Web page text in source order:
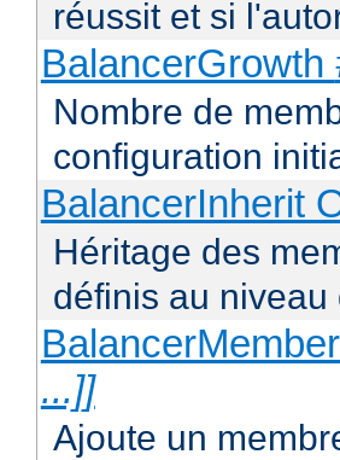
réussit et si
BalancerGrowth
Nombre de
configuration
BalancerInherit
Héritage des
définis au
...]]
Ajoute un